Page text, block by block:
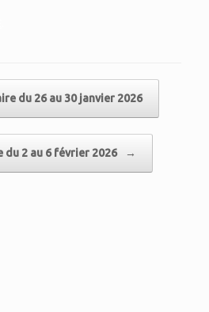
du 26 au 30 janvier 2026
du 2 au 6 février 2026 →